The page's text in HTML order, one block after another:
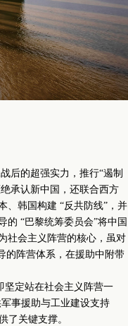
后的超强实力，推行“遏制
承认新中国，还联合西方
韩国构建 “反共防线”，并
的 “巴黎统筹委员会”将中国
社会主义阵营的核心，虽对
的阵营体系，在援助中附带
定站在社会主义阵营一
事援助与工业建设支持
了关键支撑。